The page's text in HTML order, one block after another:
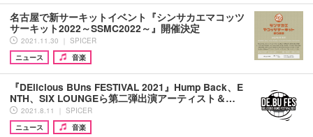
名古屋で新サーキットイベント『シンサカエマコッツ
サーキット2022～SSMC2022～』開催決定
2021.11.30 ｜ SPICER
ニュース
音楽
『DElicious BUns FESTIVAL 2021』Hump Back、E
NTH、SIX LOUNGEら第二弾出演アーティスト＆…
2021.8.11 ｜ SPICER
ニュース
音楽